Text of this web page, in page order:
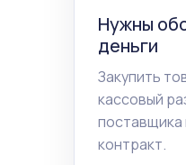
Нужны
деньги
Закупить
кассовый
поставщика
контракт.